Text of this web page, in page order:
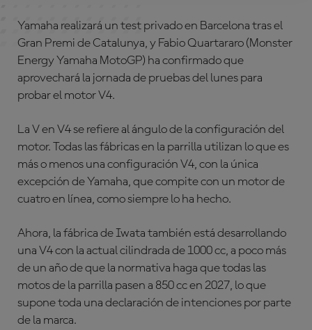
Yamaha realizará un test privado en Barcelona tras el
Gran Premi de Catalunya, y Fabio Quartararo (Monster
Energy Yamaha MotoGP) ha confirmado que
aprovechará la jornada de pruebas del lunes para
probar el motor V4.
La V en V4 se refiere al ángulo de la configuración del
motor. Todas las fábricas en la parrilla utilizan lo que es
más o menos una configuración V4, con la única
excepción de Yamaha, que compite con un motor de
cuatro en línea, como siempre lo ha hecho.
Ahora, la fábrica de Iwata también está desarrollando
una V4 con la actual cilindrada de 1000 cc, a poco más
de un año de que la normativa haga que todas las
motos de la parrilla pasen a 850 cc en 2027, lo que
supone toda una declaración de intenciones por parte
de la marca.